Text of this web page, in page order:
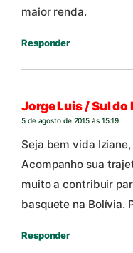
maior renda.
Responder
Jorge Luis / Sul do
5 de agosto de 2015 às 15:19
Seja bem vida
Acompanho sua
muito a contribuir
basquete na Bolívia.
Responder